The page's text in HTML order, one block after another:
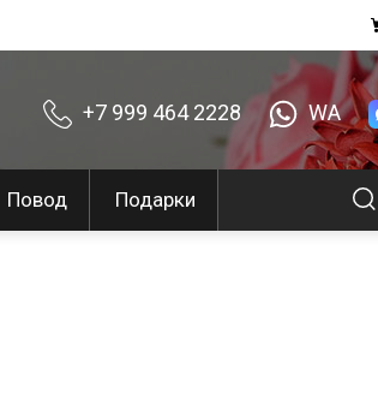
+7 999 464 2228 WA
Повод Подарки